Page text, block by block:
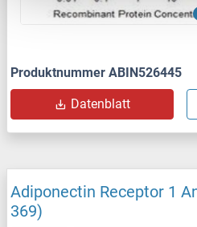
Produktnummer ABIN526445
Datenblatt
Adiponectin Receptor 1
369)